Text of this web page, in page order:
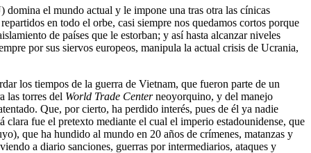
el mundo actual y le impone una tras otra las cínicas
en todo el orbe, casi siempre nos quedamos cortos porque
de países que le estorban; y así hasta alcanzar niveles
por sus siervos europeos, manipula la actual crisis de Ucrania,
los tiempos de la guerra de Vietnam, que fueron parte de un
las torres del World Trade Centerneoyorquino, y del manejo
Que, por cierto, ha perdido interés, pues de él ya nadie
fue el pretexto mediante el cual el imperio estadounidense, que
que ha hundido al mundo en 20 años de crímenes, matanzas y
a diario sanciones, guerras por intermediarios, ataques y